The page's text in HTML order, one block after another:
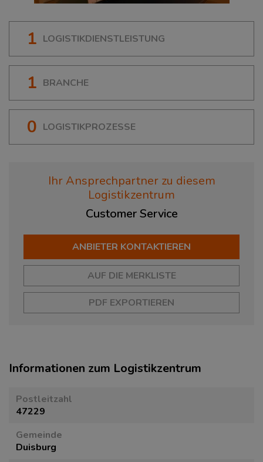
1 LOGISTIKDIENSTLEISTUNG
1 BRANCHE
0 LOGISTIKPROZESSE
Ihr Ansprechpartner zu diesem
Logistikzentrum
Customer Service
ANBIETER KONTAKTIEREN
AUF DIE MERKLISTE
PDF EXPORTIEREN
Informationen zum Logistikzentrum
Postleitzahl
47229
Gemeinde
Duisburg